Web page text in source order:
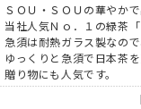
ＳＯＵ・ＳＯＵの華やか
当社人気Ｎｏ．１の緑茶
急須は耐熱ガラス製なの
ゆっくりと急須で日本茶
贈り物にも人気です。